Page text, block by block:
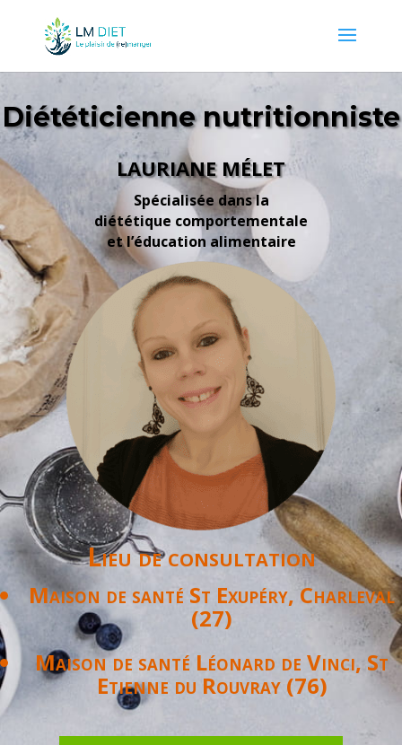
Diététicienne nutritionniste
LAURIANE MÉLET
Spécialisée dans la
diététique comportementale
et l’éducation alimentaire
Lieu de consultation
Maison de santé St Exupéry, Charleval
(27)
Maison de santé Léonard de Vinci, St
Etienne du Rouvray (76)